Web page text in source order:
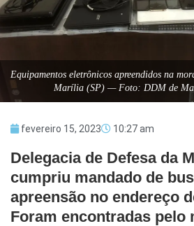
Equipamentos eletrônicos apreendidos na
Marília (SP) — Foto: DDM de
fevereiro 15, 2023 10:27 am
Delegacia de Defesa da
cumpriu mandado de
apreensão no endereço
Foram encontradas pelo